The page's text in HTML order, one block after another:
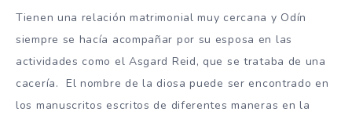
Tienen una relación matrimonial muy cercana y Odín
siempre se hacía acompañar por su esposa en las
actividades como el Asgard Reid, que se trataba de una
cacería. El nombre de la diosa puede ser encontrado en
los manuscritos escritos de diferentes maneras en la